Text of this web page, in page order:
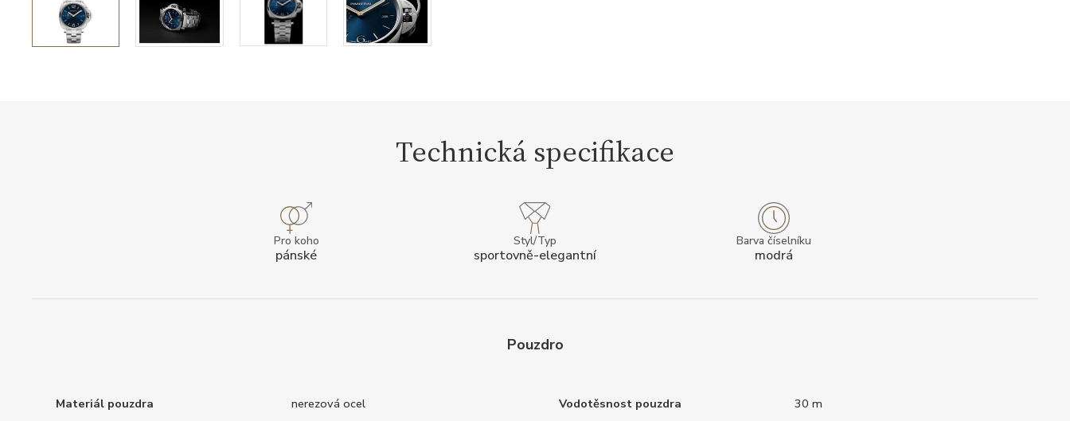
Technická specifikace
Pro koho
pánské
Styl/Typ
sportovně-elegantní
Barva číselníku
modrá
Pouzdro
Materiál pouzdra nerezová ocel Vodotěsnost pouzdra 30 m